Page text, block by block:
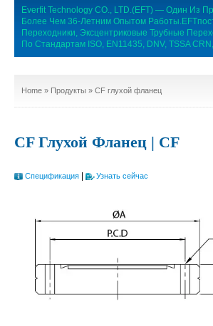
Everfit Technology CO., LTD.(EFT) — Один Из
Более Чем 36-Летним Опытом
Переходники, Эксцентриковые Трубные
По Стандартам ISO, EN11435, DNV, TSSA
Home » Продукты » CF глухой фланец
CF Глухой Фланец | CF
Спецификация Узнать сейчас